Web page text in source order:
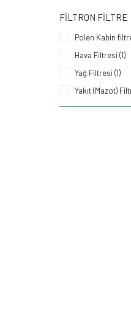
FILTRON FILTRE
Polen Kabin
Hava Filtresi (1)
Yağ Filtresi (1)
Yakıt (Mazot)